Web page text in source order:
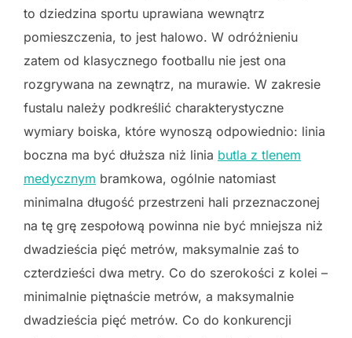
to dziedzina sportu uprawiana wewnątrz
pomieszczenia, to jest halowo. W odróżnieniu
zatem od klasycznego footballu nie jest ona
rozgrywana na zewnątrz, na murawie. W zakresie
fustalu należy podkreślić charakterystyczne
wymiary boiska, które wynoszą odpowiednio: linia
boczna ma być dłuższa niż linia butla z tlenem
medycznym bramkowa, ogólnie natomiast
minimalna długość przestrzeni hali przeznaczonej
na tę grę zespołową powinna nie być mniejsza niż
dwadzieścia pięć metrów, maksymalnie zaś to
czterdzieści dwa metry. Co do szerokości z kolei –
minimalnie piętnaście metrów, a maksymalnie
dwadzieścia pięć metrów. Co do konkurencji